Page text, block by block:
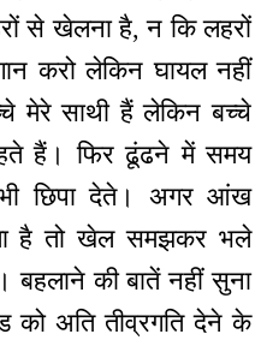
से खेलना है, न कि लहरों
करो लेकिन घायल नहीं
मेरे साथी हैं लेकिन बच्चे
हैं। फिर ढूंढने में समय
भी छिपा देते। अगर आंख
है तो खेल समझकर भले
की बातें नहीं सुना
को अति तीव्रगति देने के